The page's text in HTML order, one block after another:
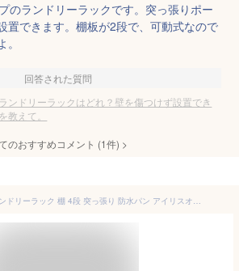
のランドリーラックです。突っ張りポー
置できます。棚板が2段で、可動式なので
回答された質問
ンドリーラックはどれ？壁を傷つけず設置でき
教えて。
のおすすめコメント (1件) >
＼激熱商品★／ランドリーラック 棚 4段 突っ張り 防水パン アイリスオーヤマ 突っ張り 洗濯機 つっぱり 伸縮 スリム 省スペース おしゃれ ラック 洗濯ラック ランドリー収納 収納ラック 収納棚 新生活 一人暮らし TLR-4